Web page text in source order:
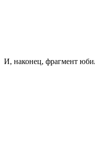
И, наконец, фрагмент